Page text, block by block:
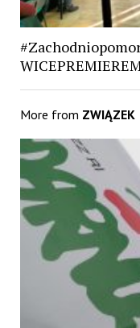
More from ZWIĄZEK